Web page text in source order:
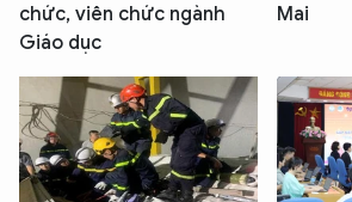
chức, viên chức ngành
Giáo dục
Mai